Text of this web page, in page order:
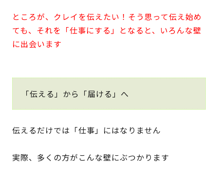
ところが、クレイを伝えたい！そう思って伝え始め
ても、それを「仕事にする」となると、いろんな壁
に出会います
「伝える」から「届ける」へ
伝えるだけでは「仕事」にはなりません
実際、多くの方がこんな壁にぶつかります